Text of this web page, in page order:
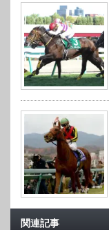
関連記事